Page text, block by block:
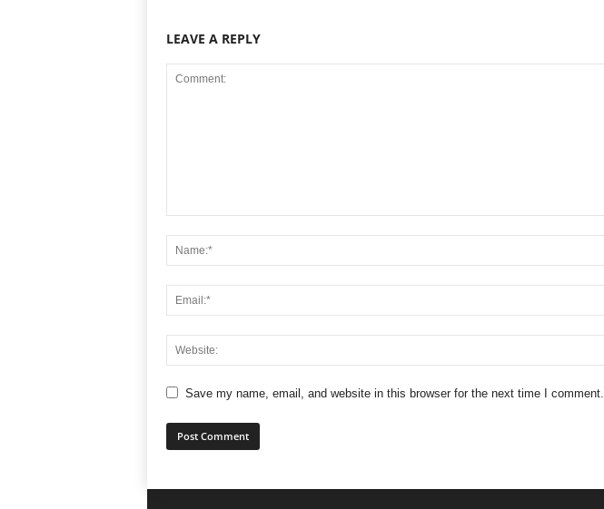
LEAVE A REPLY
Save my name, email, and website in this browser for the next time I comment.